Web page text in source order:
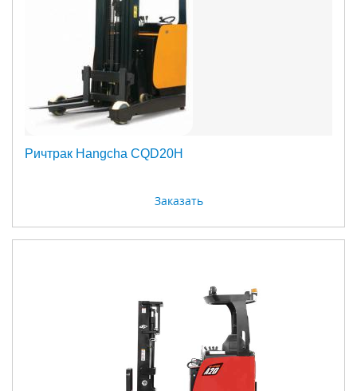
Ричтрак Hangcha CQD20H
Заказать